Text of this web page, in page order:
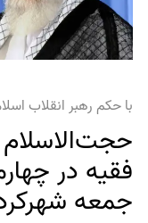
با حکم رهبر انقلاب
حجت‌الاسلام
فقیه در
جمعه